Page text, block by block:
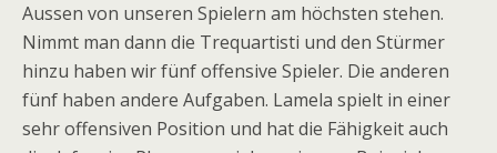
Aussen von unseren Spielern am höchsten stehen.
Nimmt man dann die Trequartisti und den Stürmer
hinzu haben wir fünf offensive Spieler. Die anderen
fünf haben andere Aufgaben. Lamela spielt in einer
sehr offensiven Position und hat die Fähigkeit auch